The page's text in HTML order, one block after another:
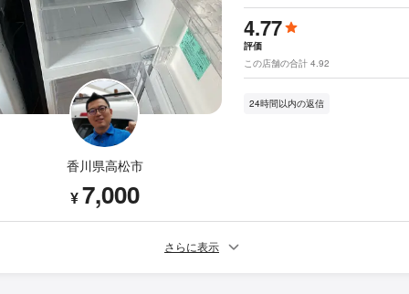
香川県高松市
¥7,000
4.77
評価
この店舗の合計 4.92
24時間以内の返信
さらに表示